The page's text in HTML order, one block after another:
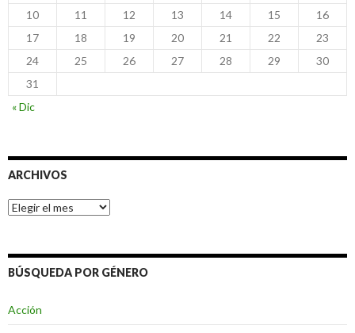
10
11 12 13 14 15
16
17
18 19 20 21 22
23
24
25 26 27 28 29
30
31
« Dic
ARCHIVOS
Archivos
BÚSQUEDA POR GÉNERO
Acción